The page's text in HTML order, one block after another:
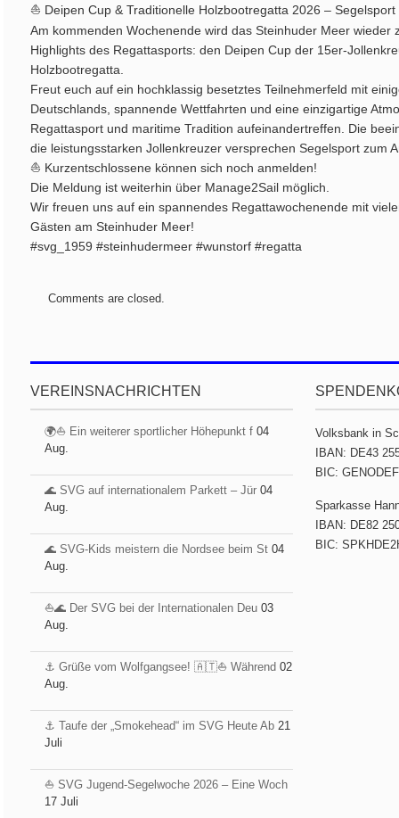
⛵ Deipen Cup & Traditionelle Holzbootregatta 2026 –
Am kommenden Wochenende wird das Steinhuder Meer wieder
Highlights des Regattasports: den Deipen Cup der 15er-
Holzbootregatta.
Freut euch auf ein hochklassig besetztes Teilnehmerfeld mit
Deutschlands, spannende Wettfahrten und eine einzigartige
Regattasport und maritime Tradition aufeinandertreffen. Die
die leistungsstarken Jollenkreuzer versprechen Segelsport zum
⛵ Kurzentschlossene können sich noch anmelden!
Die Meldung ist weiterhin über Manage2Sail möglich.
Wir freuen uns auf ein spannendes Regattawochenende mit
Gästen am Steinhuder Meer!
#svg_1959 #steinhudermeer #wunstorf #regatta
Comments are closed.
VEREINSNACHRICHTEN
🌍⛵ Ein weiterer sportlicher Höhepunkt f 04
Aug.
🌊 SVG auf internationalem Parkett – Jür 04
Aug.
🌊 SVG-Kids meistern die Nordsee beim St 04
Aug.
⛵️🌊 Der SVG bei der Internationalen Deu 03
Aug.
⚓️ Grüße vom Wolfgangsee! 🇦🇹⛵ Während 02
Aug.
⚓️ Taufe der „Smokehead“ im SVG Heute Ab 21
Juli
⛵ SVG Jugend-Segelwoche 2026 – Eine Woch
17 Juli
Volksbank in
IBAN: DE43
BIC:
Sparkasse
IBAN: DE82
BIC: